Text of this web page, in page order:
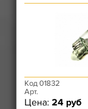
Код 01832
Арт.
Цена: 24 руб